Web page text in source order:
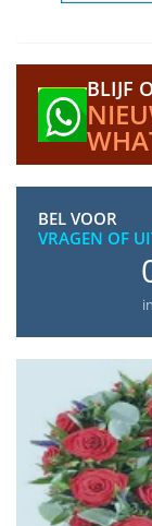
BLIJF
BEL VOOR
VRAGEN OF